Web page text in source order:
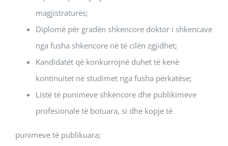
magjistraturës;
Diplomë për gradën shkencore doktor i shkencave
nga fusha shkencore në të cilën zgjidhet;
Kandidatët që konkurrojnë duhet të kenë
kontinuitet në studimet nga fusha përkatëse;
Listë të punimeve shkencore dhe publikimeve
profesionale të botuara, si dhe kopje të
punimeve të publikuara;